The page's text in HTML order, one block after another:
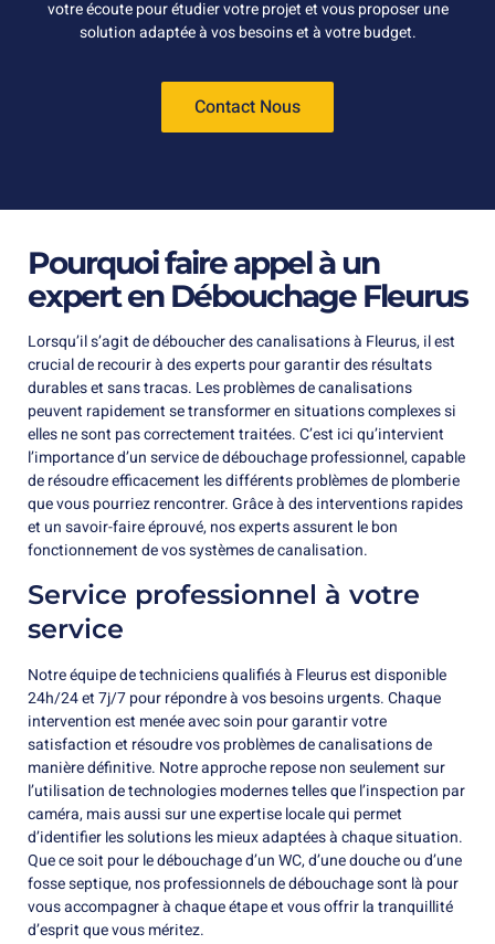
votre écoute pour étudier votre projet et vous proposer une
solution adaptée à vos besoins et à votre budget.
Contact Nous
Pourquoi faire appel à un
expert en Débouchage Fleurus
Lorsqu’il s’agit de déboucher des canalisations à Fleurus, il est
crucial de recourir à des experts pour garantir des résultats
durables et sans tracas. Les problèmes de canalisations
peuvent rapidement se transformer en situations complexes si
elles ne sont pas correctement traitées. C’est ici qu’intervient
l’importance d’un service de débouchage professionnel, capable
de résoudre efficacement les différents problèmes de plomberie
que vous pourriez rencontrer. Grâce à des interventions rapides
et un savoir-faire éprouvé, nos experts assurent le bon
fonctionnement de vos systèmes de canalisation.
Service professionnel à votre
service
Notre équipe de techniciens qualifiés à Fleurus est disponible
24h/24 et 7j/7 pour répondre à vos besoins urgents. Chaque
intervention est menée avec soin pour garantir votre
satisfaction et résoudre vos problèmes de canalisations de
manière définitive. Notre approche repose non seulement sur
l’utilisation de technologies modernes telles que l’inspection par
caméra, mais aussi sur une expertise locale qui permet
d’identifier les solutions les mieux adaptées à chaque situation.
Que ce soit pour le débouchage d’un WC, d’une douche ou d’une
fosse septique, nos professionnels de débouchage sont là pour
vous accompagner à chaque étape et vous offrir la tranquillité
d’esprit que vous méritez.